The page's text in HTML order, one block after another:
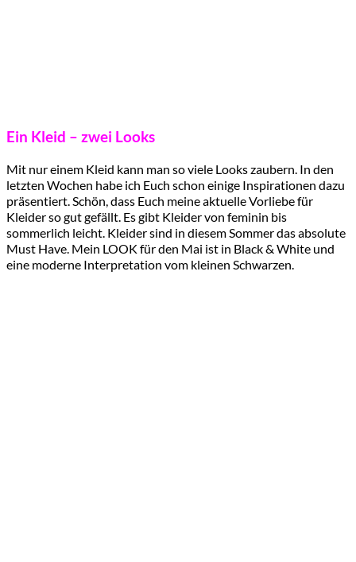
Ein Kleid – zwei Looks
Mit nur einem Kleid kann man so viele Looks zaubern. In den
letzten Wochen habe ich Euch schon einige Inspirationen dazu
präsentiert. Schön, dass Euch meine aktuelle Vorliebe für
Kleider so gut gefällt. Es gibt Kleider von feminin bis
sommerlich leicht. Kleider sind in diesem Sommer das absolute
Must Have. Mein LOOK für den Mai ist in Black & White und
eine moderne Interpretation vom kleinen Schwarzen.